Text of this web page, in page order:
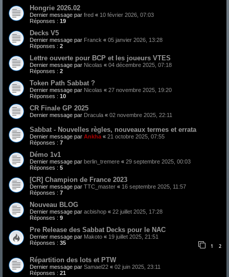
Hongrie 2026.02
Dernier message par fred « 10 février 2026, 07:03
Réponses : 19
Decks V5
Dernier message par Franck « 05 janvier 2026, 13:28
Réponses : 2
Lettre ouverte pour BCP et les joueurs VTES
Dernier message par Nicolas « 04 décembre 2025, 07:18
Réponses : 2
Token Path Sabbat ?
Dernier message par Nicolas « 27 novembre 2025, 19:20
Réponses : 10
CR Finale GP 2025
Dernier message par Dracula « 02 novembre 2025, 22:11
Sabbat - Nouvelles règles, nouveaux termes et errata
Dernier message par Ankha« 21 octobre 2025, 07:55
Réponses : 7
Démo 1v1
Dernier message par berlin_tremere « 29 septembre 2025, 00:03
Réponses : 5
[CR] Champion de France 2023
Dernier message par TTC_master « 16 septembre 2025, 11:57
Réponses : 7
Nouveau BLOG
Dernier message par acbishop « 22 juillet 2025, 17:28
Réponses : 9
Pre Release des Sabbat Decks pour le NAC
Dernier message par Makoto « 19 juillet 2025, 21:51
Réponses : 35 1 2
Répartition des lots et PTW
Dernier message par Samael22 « 02 juin 2025, 23:11
Réponses : 21